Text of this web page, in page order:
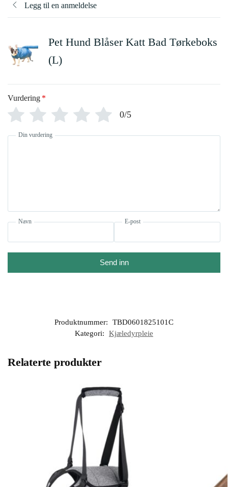
Legg til en anmeldelse
Pet Hund Blåser Katt Bad Tørkeboks
(L)
Vurdering *
0/5
Din vurdering
Navn E-post
Send inn
Produktnummer:
TBD0601825101C
Kategori:
Kjæledyrpleie
Relaterte produkter